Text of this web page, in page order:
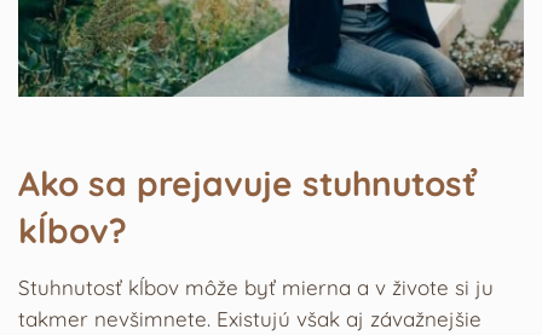
Ako sa prejavuje stuhnutosť
kĺbov?
Stuhnutosť kĺbov môže byť mierna a v živote si ju
takmer nevšimnete. Existujú však aj závažnejšie